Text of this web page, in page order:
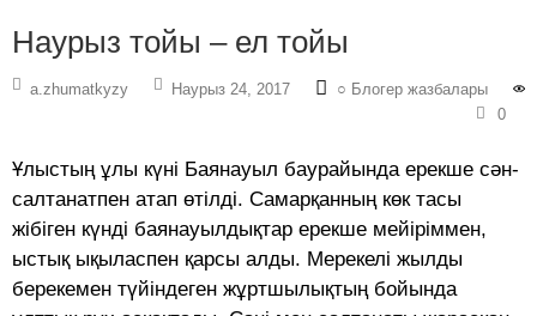
Наурыз тойы – ел тойы
a.zhumatkyzy Наурыз 24, 2017
○ Блогер жазбалары
0
Ұлыстың ұлы күні Баянауыл баурайында ерекше сән-
салтанатпен атап өтілді. Самарқанның көк тасы
жібіген күнді баянауылдықтар ерекше мейіріммен,
ыстық ықыласпен қарсы алды. Мерекелі жылды
берекемен түйіндеген жұртшылықтың бойында